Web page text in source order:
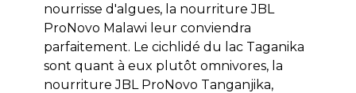
nourrisse d'algues, la nourriture JBL
ProNovo Malawi leur conviendra
parfaitement. Le cichlidé du lac Taganika
sont quant à eux plutôt omnivores, la
nourriture JBL ProNovo Tanganjika,